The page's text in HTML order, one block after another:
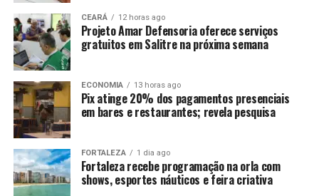
CEARÁ 12 horas ago
Projeto Amar Defensoria oferece serviços
gratuitos em Salitre na próxima semana
ECONOMIA 13 horas ago
Pix atinge 20% dos pagamentos presenciais
em bares e restaurantes; revela pesquisa
FORTALEZA 1 dia ago
Fortaleza recebe programação na orla com
shows, esportes náuticos e feira criativa